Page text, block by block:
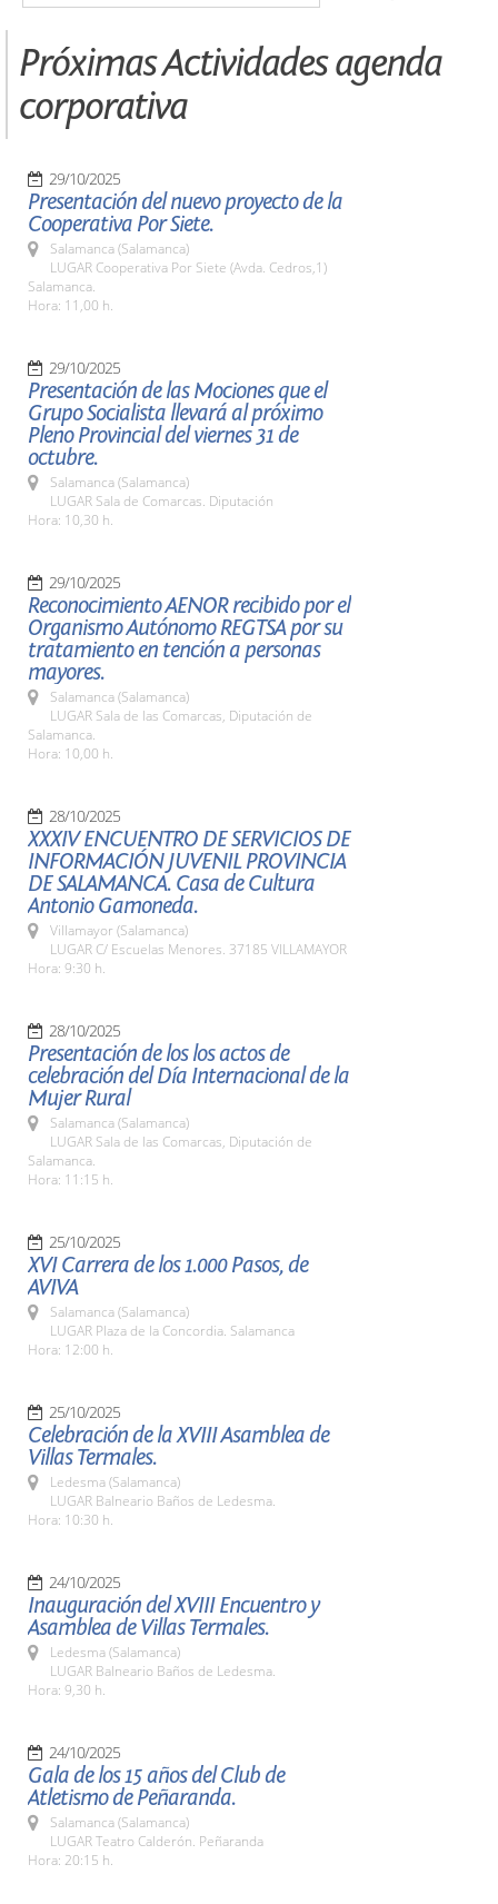
Próximas Actividades agenda
corporativa
29/10/2025
Presentación del nuevo proyecto de la
Cooperativa Por Siete.
Salamanca (Salamanca)
LUGAR Cooperativa Por Siete (Avda. Cedros,1)
Salamanca.
Hora: 11,00 h.
29/10/2025
Presentación de las Mociones que el
Grupo Socialista llevará al próximo
Pleno Provincial del viernes 31 de
octubre.
Salamanca (Salamanca)
LUGAR Sala de Comarcas. Diputación
Hora: 10,30 h.
29/10/2025
Reconocimiento AENOR recibido por el
Organismo Autónomo REGTSA por su
tratamiento en tención a personas
mayores.
Salamanca (Salamanca)
LUGAR Sala de las Comarcas, Diputación de
Salamanca.
Hora: 10,00 h.
28/10/2025
XXXIV ENCUENTRO DE SERVICIOS DE
INFORMACIÓN JUVENIL PROVINCIA
DE SALAMANCA. Casa de Cultura
Antonio Gamoneda.
Villamayor (Salamanca)
LUGAR C/ Escuelas Menores. 37185 VILLAMAYOR
Hora: 9:30 h.
28/10/2025
Presentación de los los actos de
celebración del Día Internacional de la
Mujer Rural
Salamanca (Salamanca)
LUGAR Sala de las Comarcas, Diputación de
Salamanca.
Hora: 11:15 h.
25/10/2025
XVI Carrera de los 1.000 Pasos, de
AVIVA
Salamanca (Salamanca)
LUGAR Plaza de la Concordia. Salamanca
Hora: 12:00 h.
25/10/2025
Celebración de la XVIII Asamblea de
Villas Termales.
Ledesma (Salamanca)
LUGAR Balneario Baños de Ledesma.
Hora: 10:30 h.
24/10/2025
Inauguración del XVIII Encuentro y
Asamblea de Villas Termales.
Ledesma (Salamanca)
LUGAR Balneario Baños de Ledesma.
Hora: 9,30 h.
24/10/2025
Gala de los 15 años del Club de
Atletismo de Peñaranda.
Salamanca (Salamanca)
LUGAR Teatro Calderón. Peñaranda
Hora: 20:15 h.